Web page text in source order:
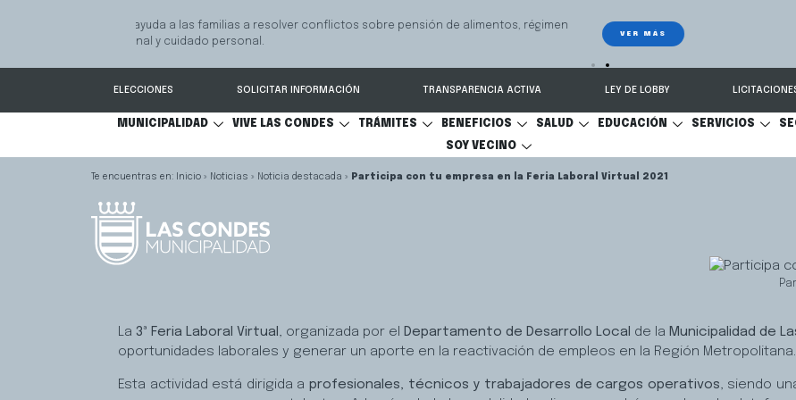
GPS Municipal – Auto
Protegido
Sistema de seguimiento y recuperación de vehículos, conectado 24/7 a Seguridad
ELECCIONES SOLICITAR INFORMACIÓN TRANSPARENCIA ACTIVA LEY DE LOBBY
MUNICIPALIDAD VIVE LAS CONDES TRÁMITES BENEFICIOS SALUD EDUCACIÓN SERVICIOS
SOY VECINO
Inicio » Noticias » Noticia destacada » Participa con tu empresa en la Feria Laboral Virtual 2021
La 3ª Feria Laboral Virtual, organizada por el Departamento de Desarrollo Local de la Municipalidad de
oportunidades laborales y generar un aporte en la reactivación de empleos en la Región Metropolitana.
Esta actividad está dirigida a profesionales, técnicos y trabajadores de cargos operativos, siendo